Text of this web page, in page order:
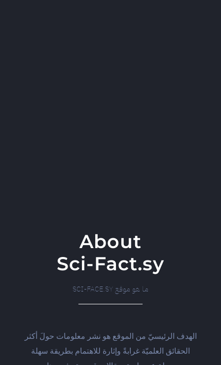
About
Sci-Fact.sy
ما هو موقع SCI-FACE.SY
الهدف الرئيسيّ من الموقع هو نشر معلومات حولَ أكثر
الحقائق العلميّة غرابةً وإثارة للاهتمام بطريقة سهلة